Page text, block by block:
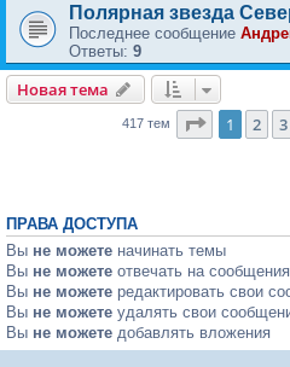
Полярная звезда
Последнее сообщение
Ответы: 9
Новая тема
417 тем Страница
1 2 3
ПРАВА ДОСТУПА
Вы не можете начинать темы
Вы не можете отвечать на сообщения
Вы не можете редактировать свои
Вы не можете удалять свои
Вы не можете добавлять вложения